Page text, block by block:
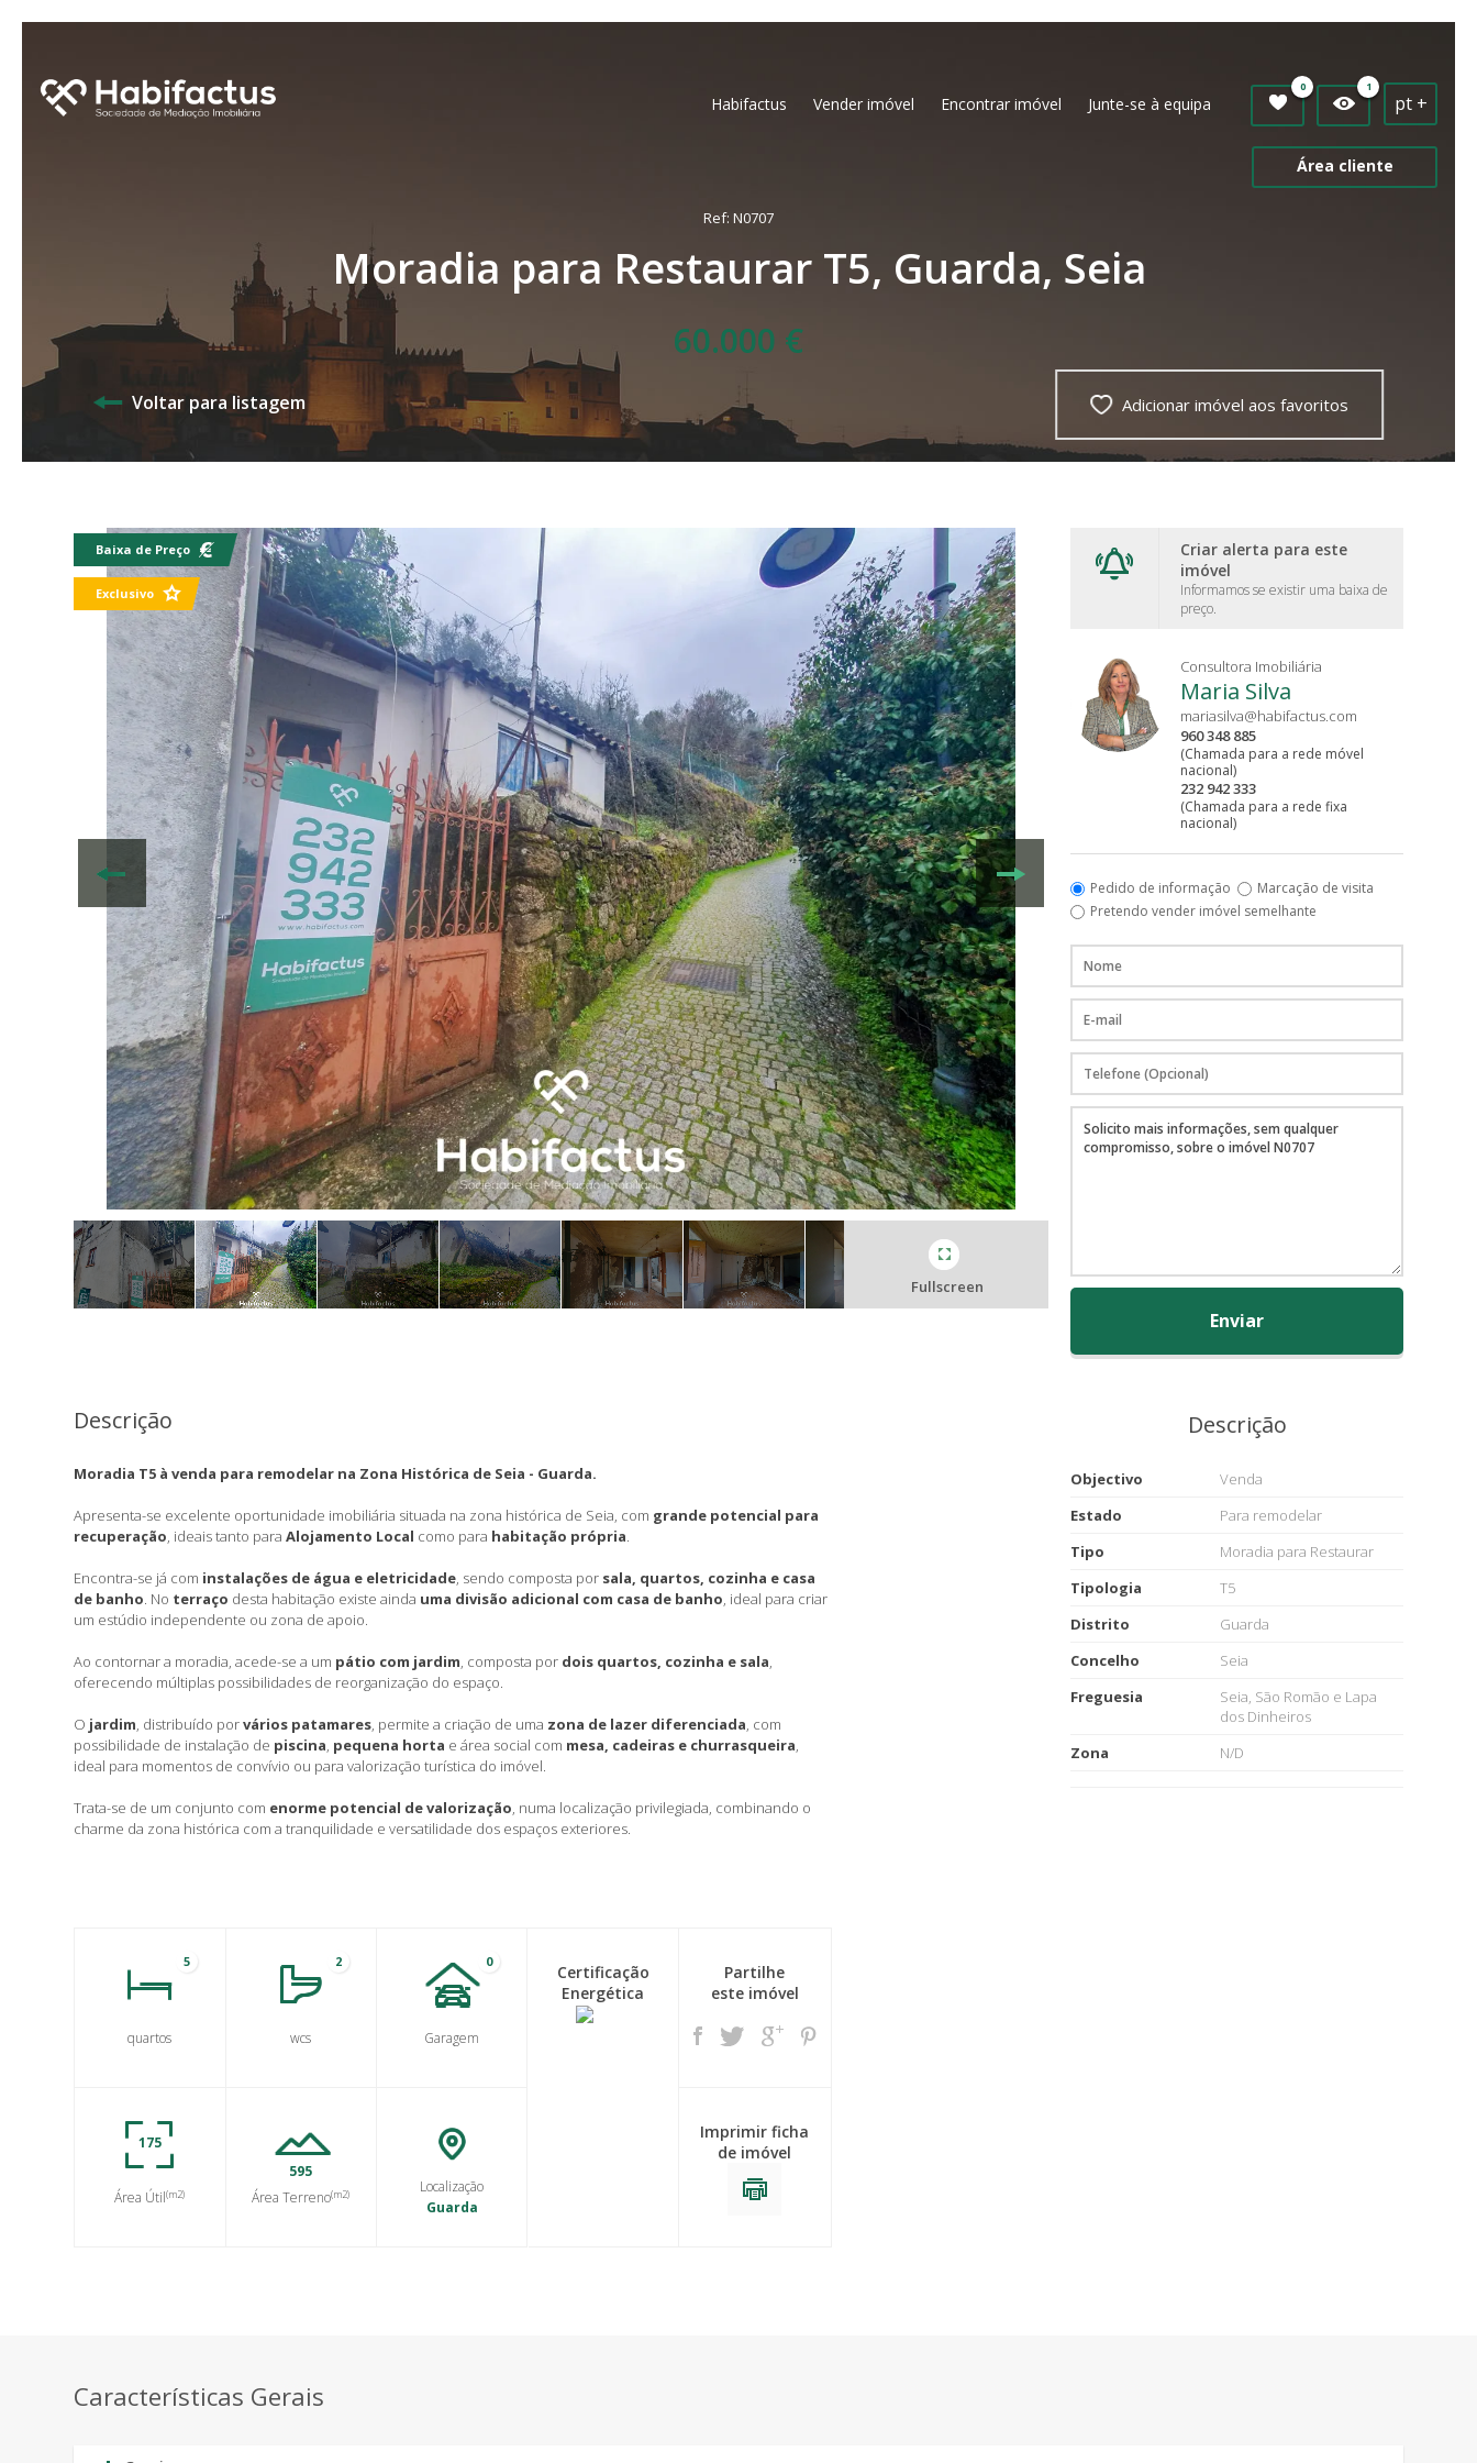
Habifactus Vender imóvel Encontrar imóvel Junte-se à equipa
0 1
Área cliente
pt +
Ref: N0707
Moradia para Restaurar T5, Guarda, Seia
60.000 €
Voltar para listagem Adicionar imóvel aos favoritos
Baixa de Preço
Exclusivo
Fullscreen
Criar alerta para este
imóvel
Informamos se existir uma baixa de
preço.
Consultora Imobiliária
Maria Silva
mariasilva@habifactus.com
960 348 885
(Chamada para a rede móvel
nacional)
232 942 333
(Chamada para a rede fixa
nacional)
Pedido de informação
Marcação de visita
Pretendo vender imóvel semelhante
Enviar
Descrição
Moradia T5 à venda para remodelar na Zona Histórica de Seia - Guarda.
Apresenta-se excelente oportunidade imobiliária situada na zona histórica de Seia, com grande potencial para
recuperação, ideais tanto paraAlojamento Local como para habitação própria.
Encontra-se já com instalações de água e eletricidade, sendo composta por sala, quartos, cozinha e casa
de banho. No terraço desta habitação existe ainda uma divisão adicional com casa de banho, ideal para criar
um estúdio independente ou zona de apoio.
Ao contornar a moradia, acede-se a um pátio com jardim, composta por dois quartos, cozinha e sala,
oferecendo múltiplas possibilidades de reorganização do espaço.
O jardim, distribuído porvários patamares, permite a criação de uma zona de lazer diferenciada, com
possibilidade de instalação de piscina, pequena horta e área social com mesa, cadeiras e churrasqueira,
ideal para momentos de convívio ou para valorização turística do imóvel.
Trata-se de um conjunto com enorme potencial de valorização, numa localização privilegiada, combinando o
charme da zona histórica com a tranquilidade e versatilidade dos espaços exteriores.
5
quartos
2
wcs
0
Garagem
175
Área Útil(m2)
595
Área Terreno(m2)
Localização
Guarda
Certificação
Energética
Partilhe
este imóvel
Imprimir ficha
de imóvel
Descrição
Objectivo
Venda
Estado
Para remodelar
Tipo
Moradia para Restaurar
Tipologia
T5
Distrito
Guarda
Concelho
Seia
Freguesia
Seia, São Romão e Lapa
dos Dinheiros
Zona
N/D
Características Gerais